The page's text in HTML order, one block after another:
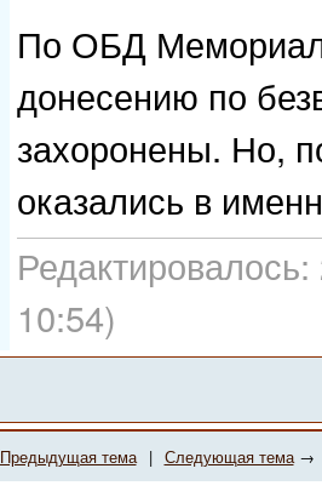
По ОБД Мемориал
донесению по
захоронены. Но,
оказались в
10:54)
Предыдущая тема | Следующая тема→